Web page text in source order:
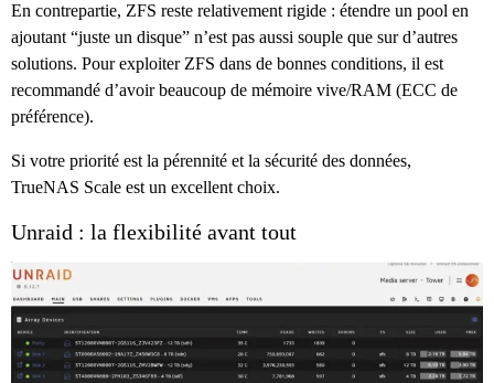
En contrepartie, ZFS reste relativement rigide : étendre un pool en
ajoutant “juste un disque” n’est pas aussi souple que sur d’autres
solutions. Pour exploiter ZFS dans de bonnes conditions, il est
recommandé d’avoir beaucoup de mémoire vive/RAM (ECC de
préférence).
Si votre priorité est la pérennité et la sécurité des données,
TrueNAS Scale est un excellent choix.
Unraid : la flexibilité avant tout